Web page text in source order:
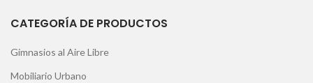
CATEGORÍA DE PRODUCTOS
Gimnasios al Aire Libre
Mobiliario Urbano